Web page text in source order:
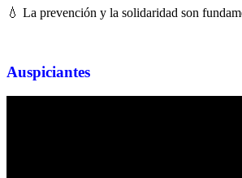
💧 La prevención y la solidaridad son
Auspiciantes